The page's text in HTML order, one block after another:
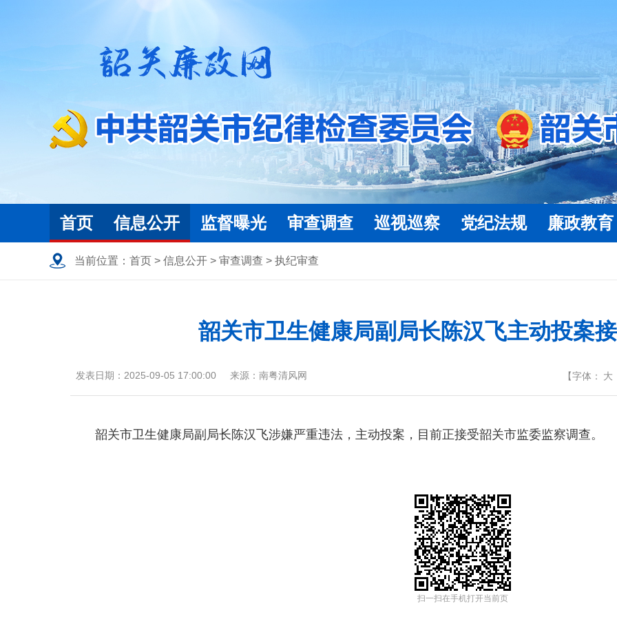
首页 信息公开 监督曝光 审查调查 巡视巡察 党纪法规 廉政教育
当前位置： 首页 > 信息公开 > 审查调查 > 执纪审查
韶关市卫生健康局副局长陈汉飞主动投案
发表日期： 2025-09-05 17:00:00 来源： 南粤清风网 【字体： 大
韶关市卫生健康局副局长陈汉飞涉嫌严重违法，主动投案，目前正接受韶关市监委监察调查。
扫一扫在手机打开当前页